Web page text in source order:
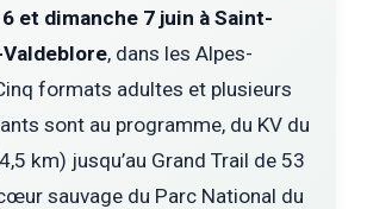
et dimanche 7 juin à Saint-
, dans les Alpes-
formats adultes et plusieurs
sont au programme, du KV du
km) jusqu’au Grand Trail de 53
sauvage du Parc National du